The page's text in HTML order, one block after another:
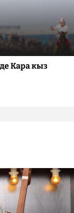
Кара кыз